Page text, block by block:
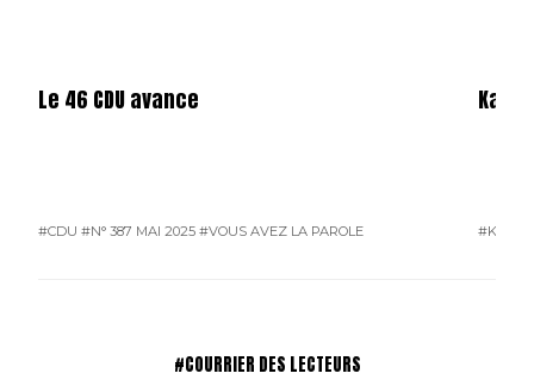
Le 46 CDU avance
#CDU #N° 387 MAI 2025 #VOUS AVEZ LA PAROLE
#COURRIER DES LECTEURS